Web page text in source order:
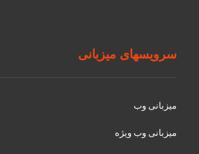
سرویسهای میزبانی
میزبانی وب
میزبانی وب ویژه